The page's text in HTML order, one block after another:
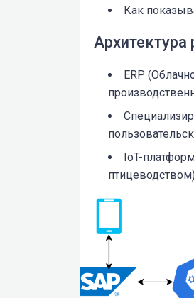
Как
Архитектура
ERP
IoT-